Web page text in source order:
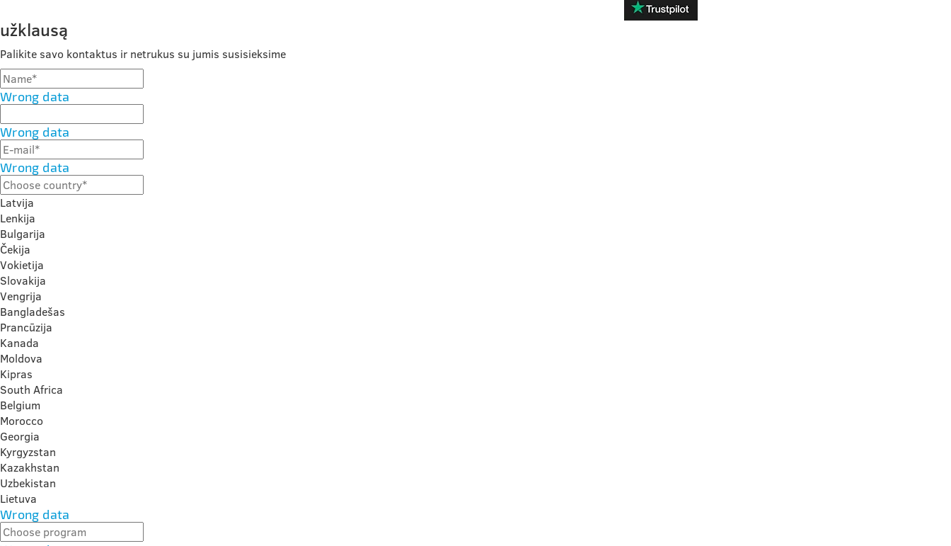
užklausą
Palikite savo kontaktus ir netrukus su jumis susisieksime
Wrong data
Wrong data
Wrong data
Latvija
Lenkija
Bulgarija
Čekija
Vokietija
Slovakija
Vengrija
Bangladešas
Prancūzija
Kanada
Moldova
Kipras
South Africa
Belgium
Morocco
Georgia
Kyrgyzstan
Kazakhstan
Uzbekistan
Lietuva
Wrong data